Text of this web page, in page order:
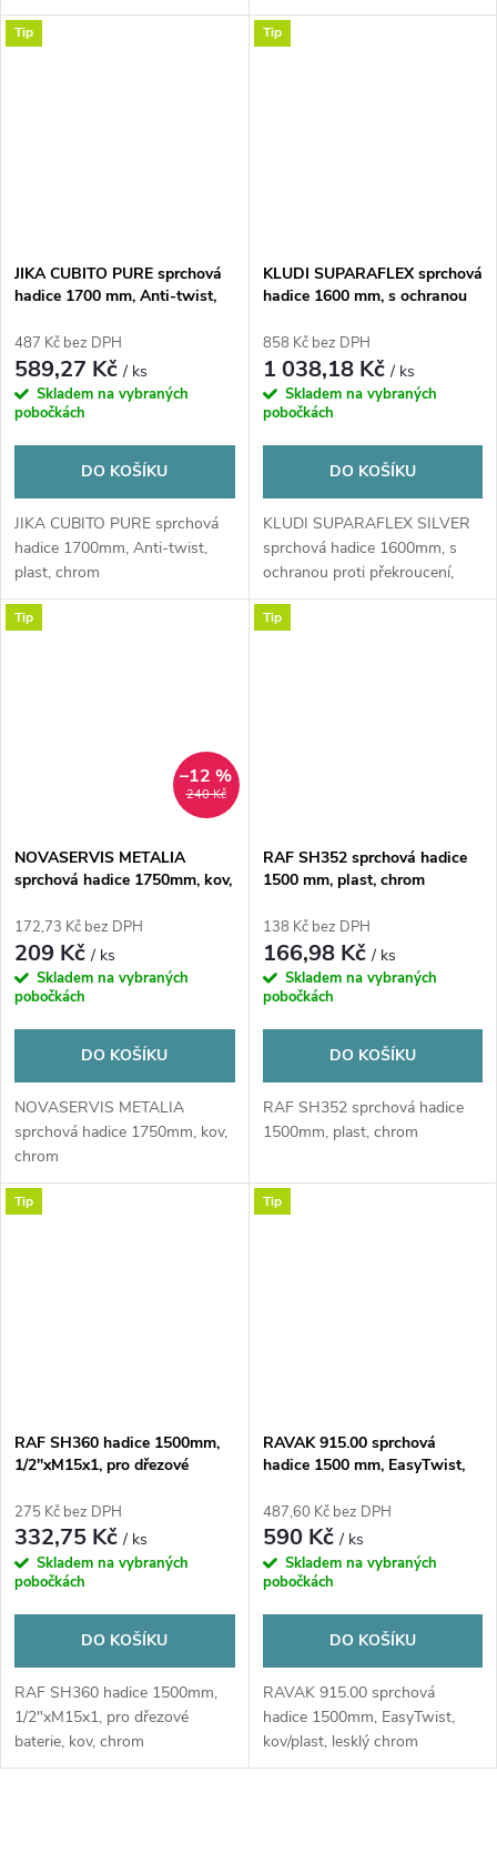
Tip
JIKA CUBITO PURE sprchová
hadice 1700 mm, Anti-twist,
487 Kč bez DPH
589,27 Kč/ ks
Skladem na vybraných
pobočkách
DO KOŠÍKU
JIKA CUBITO PURE sprchová
hadice 1700mm, Anti-twist,
plast, chrom
Tip
KLUDI SUPARAFLEX sprchová
hadice 1600 mm, s ochranou
858 Kč bez DPH
1 038,18 Kč/ ks
Skladem na vybraných
pobočkách
DO KOŠÍKU
KLUDI SUPARAFLEX SILVER
sprchová hadice 1600mm, s
ochranou proti překroucení,
plast, chrom
Tip
240 Kč
–12 %
NOVASERVIS METALIA
sprchová hadice 1750mm, kov,
172,73 Kč bez DPH
209 Kč/ ks
Skladem na vybraných
pobočkách
DO KOŠÍKU
NOVASERVIS METALIA
sprchová hadice 1750mm, kov,
chrom
Tip
RAF SH352 sprchová hadice
1500 mm, plast, chrom
138 Kč bez DPH
166,98 Kč/ ks
Skladem na vybraných
pobočkách
DO KOŠÍKU
RAF SH352 sprchová hadice
1500mm, plast, chrom
Tip
RAF SH360 hadice 1500mm,
1/2"xM15x1, pro dřezové
275 Kč bez DPH
332,75 Kč/ ks
Skladem na vybraných
pobočkách
DO KOŠÍKU
RAF SH360 hadice 1500mm,
1/2"xM15x1, pro dřezové
baterie, kov, chrom
Tip
RAVAK 915.00 sprchová
hadice 1500 mm, EasyTwist,
487,60 Kč bez DPH
590 Kč/ ks
Skladem na vybraných
pobočkách
DO KOŠÍKU
RAVAK 915.00 sprchová
hadice 1500mm, EasyTwist,
kov/plast, lesklý chrom